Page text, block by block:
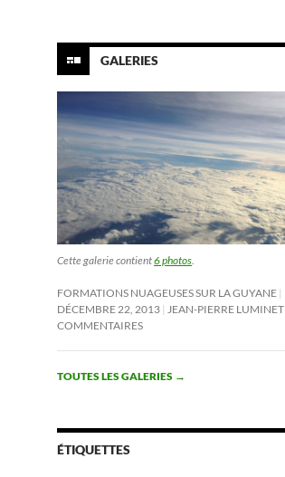
GALERIES
Cette galerie contient6 photos.
FORMATIONS NUAGEUSES SUR LA GUYANE
DÉCEMBRE 22, 2013 JEAN-PIERRE LUMINET
COMMENTAIRES
TOUTES LES GALERIES →
ÉTIQUETTES